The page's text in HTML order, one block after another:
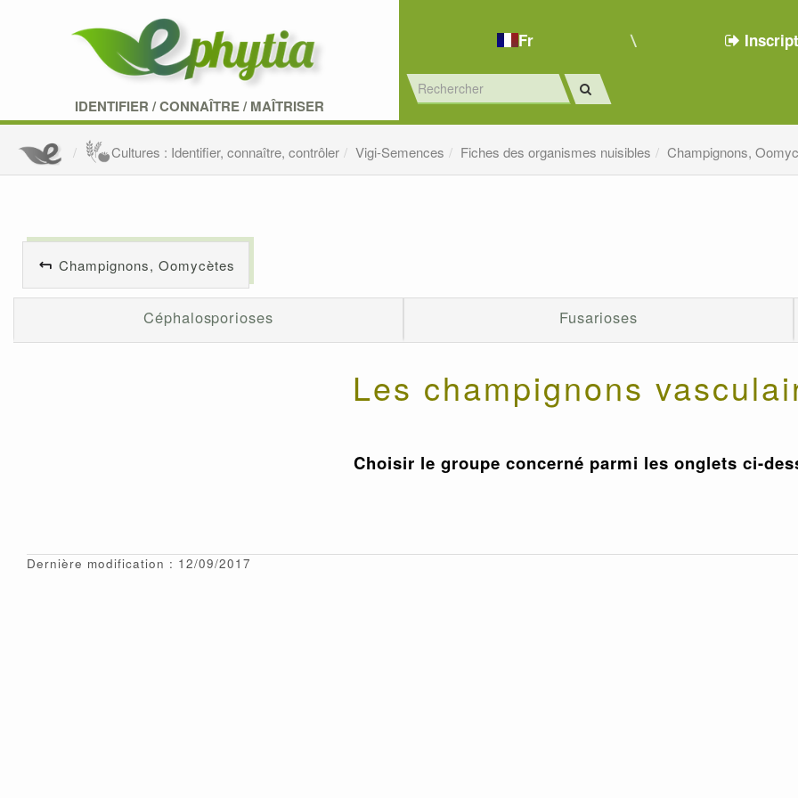
IDENTIFIER /CONNAÎTRE/MAÎTRISER
Fr
Cultures : Identifier, connaître, contrôler Vigi-Semences Fiches des organismes nuisibles Champignons,
Champignons, Oomycètes
Céphalosporioses Fusarioses
Les champignons
Choisir le groupe concerné parmi les onglets ci-
Dernière modification : 12/09/2017